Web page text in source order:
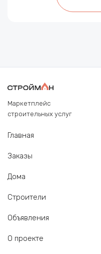
Маркетплейс
строительных услуг
Главная
Заказы
Дома
Строители
Объявления
О проекте